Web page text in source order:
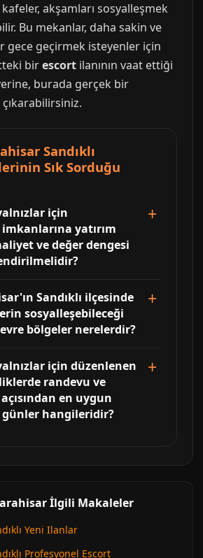
akşamları sosyalleşmek
Bu mekanlar, daha sakin ve
gece geçirmek isteyenler için
birescort ilanının vaat ettiği
burada gerçek bir
Sandıklı
Sık Sorduğu
için
yatırım
ve değer dengesi
Sandıklı ilçesinde
sosyalleşebileceği
bölgeler nerelerdir?
için düzenlenen
randevu ve
en uygun
günler hangileridir?
İlgili Makaleler
Yeni Ilanlar
Profesyonel Escort